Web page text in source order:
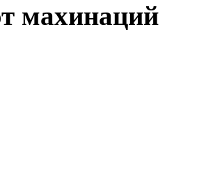
махинаций